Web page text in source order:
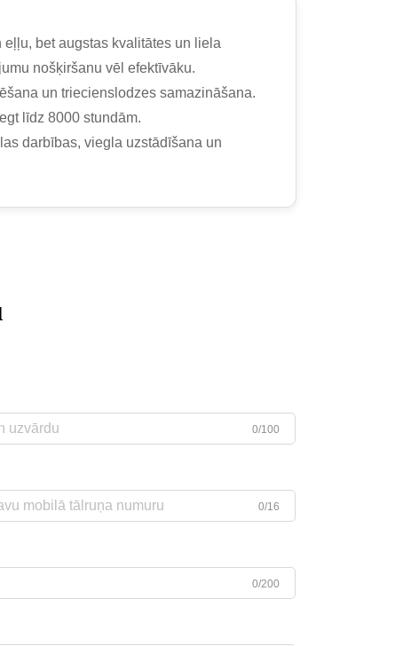
bet augstas kvalitātes un liela
nošķiršanu vēl efektīvāku.
un triecienslodzes samazināšana.
līdz 8000 stundām.
darbības, viegla uzstādīšana un
0/100
0/16
0/200